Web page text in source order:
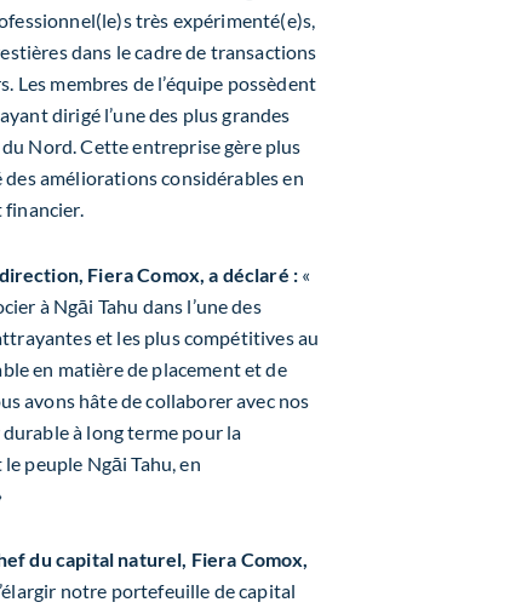
très expérimenté(e)s,
dans le cadre de transactions
Les membres de l’équipe possèdent
dirigé l’une des plus grandes
Nord. Cette entreprise gère plus
améliorations considérables en
financier.
Fiera Comox, a déclaré : «
à Ngāi Tahu dans l’une des
et les plus compétitives au
en matière de placement et de
avons hâte de collaborer avec nos
à long terme pour la
peuple Ngāi Tahu, en
du capital naturel, Fiera Comox,
notre portefeuille de capital